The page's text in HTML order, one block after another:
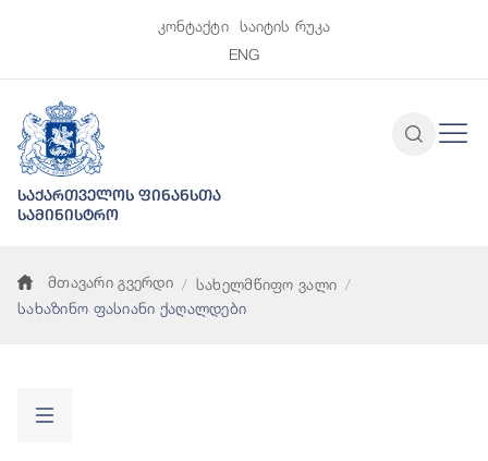
კონტაქტი
საიტის რუკა
ENG
საქართველოს ფინანსთა
სამინისტრო
მთავარი გვერდი
სახელმწიფო ვალი
სახაზინო ფასიანი ქაღალდები